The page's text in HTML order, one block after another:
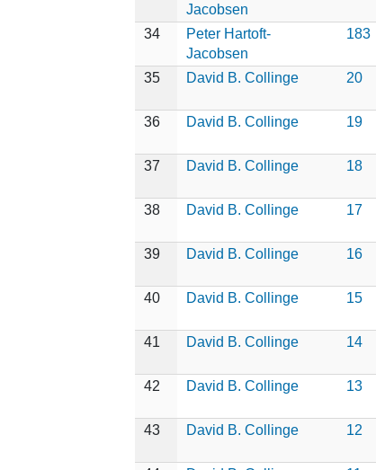
Jacobsen
34
Peter Hartoft-
Jacobsen
183
35
David B. Collinge 20
36
David B. Collinge 19
37
David B. Collinge 18
38
David B. Collinge 17
39
David B. Collinge 16
40
David B. Collinge 15
41
David B. Collinge 14
42
David B. Collinge 13
43
David B. Collinge 12